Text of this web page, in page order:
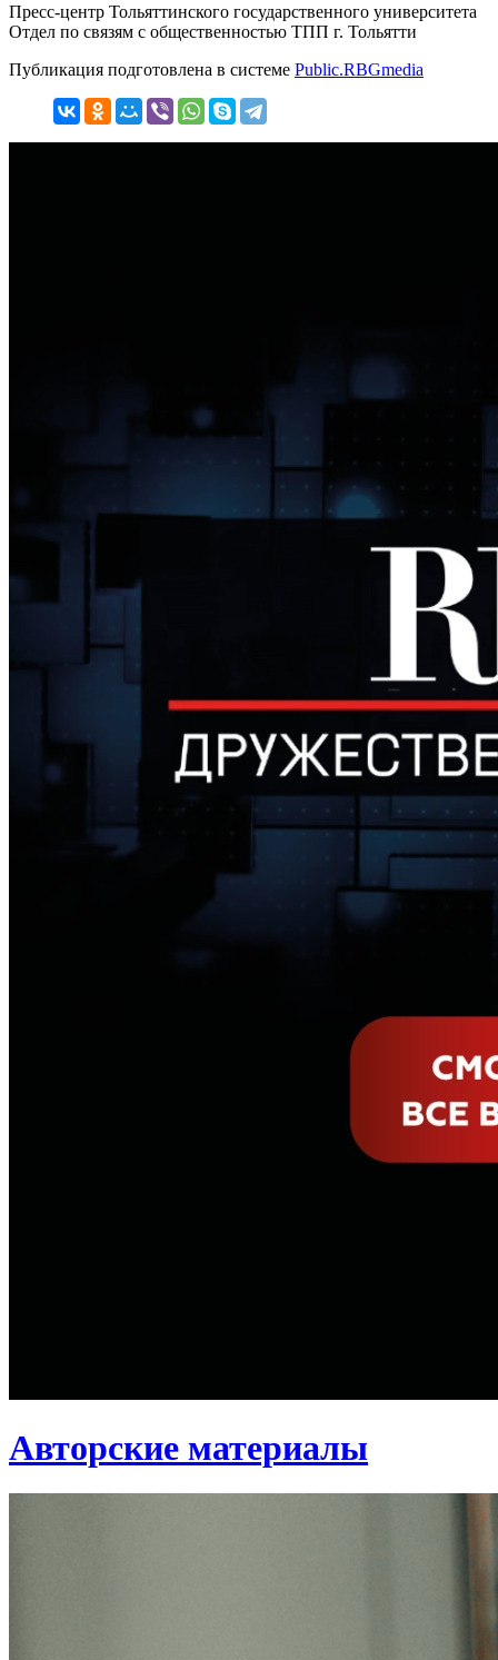
Пресс-центр Тольяттинского государственного университета
Отдел по связям с общественностью ТПП г. Тольятти
Публикация подготовлена в системе Public.RBGmedia
Авторские материалы